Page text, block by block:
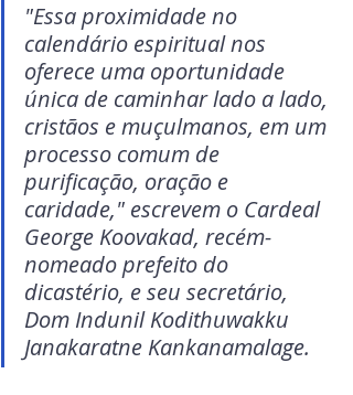
"Essa proximidade no
calendário espiritual nos
oferece uma oportunidade
única de caminhar lado a lado,
cristãos e muçulmanos, em um
processo comum de
purificação, oração e
caridade," escrevem o Cardeal
George Koovakad, recém-
nomeado prefeito do
dicastério, e seu secretário,
Dom Indunil Kodithuwakku
Janakaratne Kankanamalage.